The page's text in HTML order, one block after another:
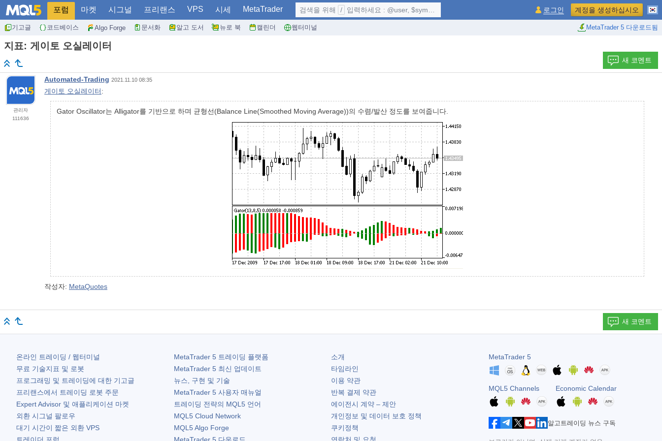
포럼 마켓 시그널 프리랜스 VPS 시세 MetaTrader
기고글 코드베이스 Algo Forge 문서화 알고 도서 뉴로 북 캘린더 웹터미널 MetaTrader 5 다운로드됨
검색을 위해 / 입력하세요 : @user, $symbol, ... 로그인 계정을 생성하십시오
지표: 게이토 오실레이터
새 코멘트
관리자
111636
Automated-Trading 2021.11.10 08:35
게이토 오실레이터:
Gator Oscillator는 Alligator를 기반으로 하며 균형선(Balance Line(Smoothed Moving Average))의 수렴/발산 정도를 보여줍니다.
작성자: MetaQuotes
새 코멘트
온라인 트레이딩 / 웹터미널
무료 기술지표 및 로봇
프로그래밍 및 트레이딩에 대한 기고글
프리랜스에서 트레이딩 로봇 주문
Expert Advisor 및 애플리케이션 마켓
외환 시그널 팔로우
대기 시간이 짧은 외환 VPS
MetaTrader 5트레이딩 플랫폼
MetaTrader 5최신 업데이트
뉴스, 구현 및 기술
MetaTrader 5사용자 매뉴얼
트레이딩 전략의 MQL5 언어
MQL5 Cloud Network
MQL5 Algo Forge
소개
타임라인
이용 약관
반복 결제 약관
에이전시 계약 – 제안
개인정보 및 데이터 보호 정책
쿠키정책
MetaTrader 5
MQL5 Channels Economic Calendar
알고트레이딩 뉴스 구독